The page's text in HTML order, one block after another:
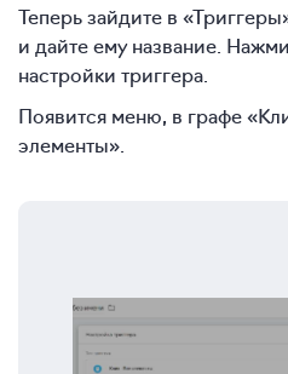
Теперь зайдите в
и дайте ему название.
настройки триггера.
Появится меню, в графе
элементы».